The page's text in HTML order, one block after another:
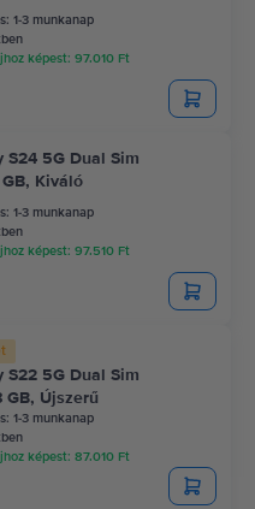
1-3 munkanap
képest: 97.010 Ft
S24 5G Dual Sim
Kiváló
1-3 munkanap
képest: 97.510 Ft
S22 5G Dual Sim
GB, Újszerű
1-3 munkanap
képest: 87.010 Ft